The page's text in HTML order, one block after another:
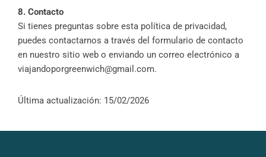
8. Contacto
Si tienes preguntas sobre esta política de privacidad,
puedes contactarnos a través del formulario de contacto
en nuestro sitio web o enviando un correo electrónico a
viajandoporgreenwich@gmail.com.
Última actualización: 15/02/2026